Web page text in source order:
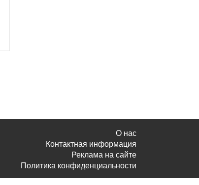
О нас
Контактная информация
Реклама на сайте
Политика конфиденциальности